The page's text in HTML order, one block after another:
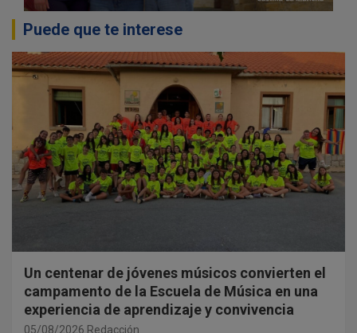
Puede que te interese
Un centenar de jóvenes músicos convierten el
campamento de la Escuela de Música en una
experiencia de aprendizaje y convivencia
05/08/2026 Redacción